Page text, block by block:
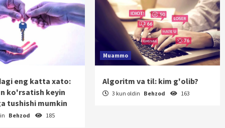
eng katta xato:
ko'rsatish keyin
tushishi mumkin
Behzod 185
Muammo
Algoritm va til: kim g'olib?
3 kun oldin Behzod 163